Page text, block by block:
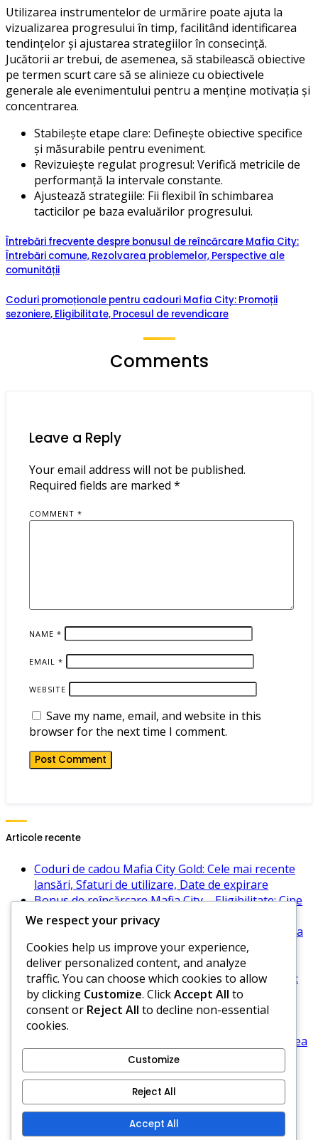
Utilizarea instrumentelor de urmărire poate ajuta la
vizualizarea progresului în timp, facilitând identificarea
tendințelor și ajustarea strategiilor în consecință.
Jucătorii ar trebui, de asemenea, să stabilească obiective
pe termen scurt care să se alinieze cu obiectivele
generale ale evenimentului pentru a menține motivația și
concentrarea.
Stabilește etape clare: Definește obiective specifice
și măsurabile pentru eveniment.
Revizuiește regulat progresul: Verifică metricile de
performanță la intervale constante.
Ajustează strategiile: Fii flexibil în schimbarea
tacticilor pe baza evaluărilor progresului.
Întrebări frecvente despre bonusul de reîncărcare Mafia City:
Întrebări comune, Rezolvarea problemelor, Perspective ale
comunității
Coduri promoționale pentru cadouri Mafia City: Promoții
sezoniere, Eligibilitate, Procesul de revendicare
Comments
Leave a Reply
Your email address will not be published.
Required fields are marked *
COMMENT *
NAME *
EMAIL *
WEBSITE
Save my name, email, and website in this
browser for the next time I comment.
Articole recente
Coduri de cadou Mafia City Gold: Cele mai recente
lansări, Sfaturi de utilizare, Date de expirare
Bonus de reîncărcare Mafia City – Eligibilitate: Cine
se califică, Cerințe, Maximizarea potențialului
Întrebări frecvente despre codurile de cadou Mafia
City: Întrebări comune, Rezolvarea problemelor,
Perspective ale comunității
Provocările de etapă ale evenimentului Mafia City:
Depășirea obstacolelor, Strategii comunitare,
Maximizarea recompenselor
Bonus de reîncărcare Mafia City – Perspective ale
comunității: Experiențe ale jucătorilor, Împărtășirea
sfaturilor, Maximizarea recompenselor
Cine suntem
Cookie-uri și urmărire
Politica de confidențialitate
We respect your privacy
Cookies help us improve your experience,
deliver personalized content, and analyze
traffic. You can choose which cookies to allow
by clicking Customize. ClickAccept All to
consent or Reject All to decline non-essential
cookies.
Customize
Reject All
Accept All